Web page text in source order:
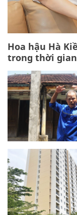
Hoa hậu Hà
trong thời